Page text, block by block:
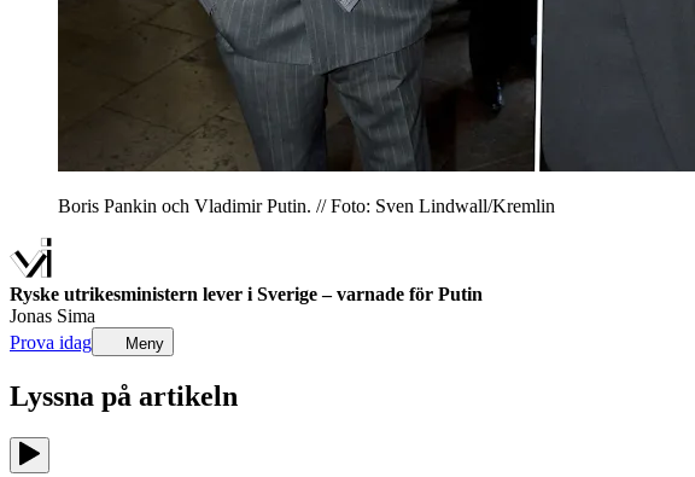
Boris Pankin och Vladimir Putin. // Foto: Sven Lindwall/Kremlin
Ryske utrikesministern lever i Sverige – varnade för Putin
Jonas Sima
Prova idag
Meny
Lyssna på artikeln